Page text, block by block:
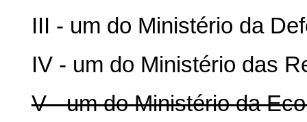
III - um do Ministério da
IV - um do Ministério das
V - um do Ministério da